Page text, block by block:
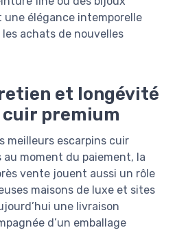
élégance intemporelle
les achats de nouvelles
et longévité
premium
meilleurs escarpins cuir
au moment du paiement, la
vente jouent aussi un rôle
maisons de luxe et sites
une livraison
d’un emballage